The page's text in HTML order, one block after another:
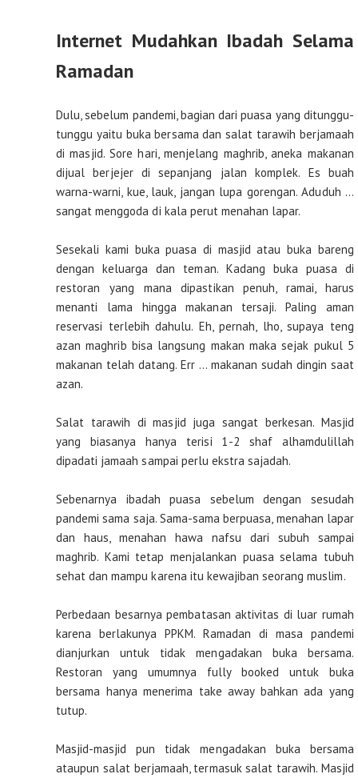
Internet Mudahkan Ibadah Selama
Ramadan
Dulu, sebelum pandemi, bagian dari puasa yang ditunggu-
tunggu yaitu buka bersama dan salat tarawih berjamaah
di masjid. Sore hari, menjelang maghrib, aneka makanan
dijual berjejer di sepanjang jalan komplek. Es buah
warna-warni, kue, lauk, jangan lupa gorengan. Aduduh …
sangat menggoda di kala perut menahan lapar.
Sesekali kami buka puasa di masjid atau buka bareng
dengan keluarga dan teman. Kadang buka puasa di
restoran yang mana dipastikan penuh, ramai, harus
menanti lama hingga makanan tersaji. Paling aman
reservasi terlebih dahulu. Eh, pernah, lho, supaya teng
azan maghrib bisa langsung makan maka sejak pukul 5
makanan telah datang. Err … makanan sudah dingin saat
azan.
Salat tarawih di masjid juga sangat berkesan. Masjid
yang biasanya hanya terisi 1-2 shaf alhamdulillah
dipadati jamaah sampai perlu ekstra sajadah.
Sebenarnya ibadah puasa sebelum dengan sesudah
pandemi sama saja. Sama-sama berpuasa, menahan lapar
dan haus, menahan hawa nafsu dari subuh sampai
maghrib. Kami tetap menjalankan puasa selama tubuh
sehat dan mampu karena itu kewajiban seorang muslim.
Perbedaan besarnya pembatasan aktivitas di luar rumah
karena berlakunya PPKM. Ramadan di masa pandemi
dianjurkan untuk tidak mengadakan buka bersama.
Restoran yang umumnya fully booked untuk buka
bersama hanya menerima take away bahkan ada yang
tutup.
Masjid-masjid pun tidak mengadakan buka bersama
ataupun salat berjamaah, termasuk salat tarawih. Masjid